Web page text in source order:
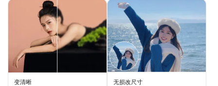
变清晰 无损改尺寸